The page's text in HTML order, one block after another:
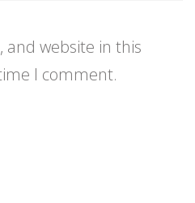
and website in this
I comment.